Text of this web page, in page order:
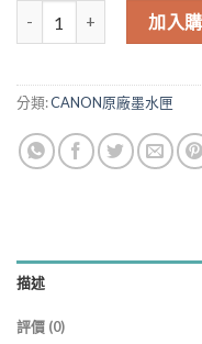
CANON PG740XL +加入
分類:CANON原廠墨水匣
描述
評價 (0)